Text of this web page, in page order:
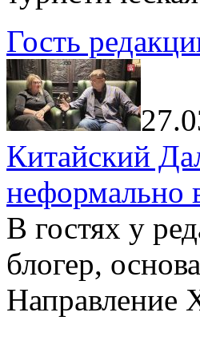
Гость
Китайский
неформально
В гостях у
блогер,
Направление